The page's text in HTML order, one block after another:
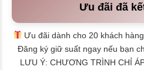
Ưu đãi đã
Ưu đãi dành cho 20 khách
Đăng ký giữ suất ngay nếu bạn
LƯU Ý: CHƯƠNG TRÌNH CHỈ